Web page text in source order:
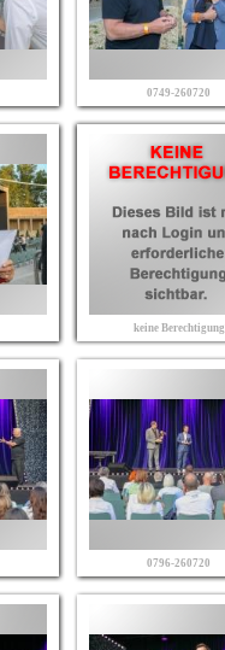
0749-260720
keine Berechtigung
0796-260720